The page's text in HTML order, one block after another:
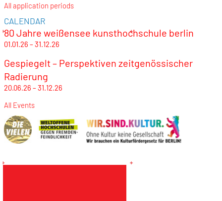
All application periods
CALENDAR
80 Jahre weißensee kunsthochschule berlin
01.01.26 – 31.12.26
Gespiegelt – Perspektiven zeitgenössischer
Radierung
20.06.26 – 31.12.26
All Events